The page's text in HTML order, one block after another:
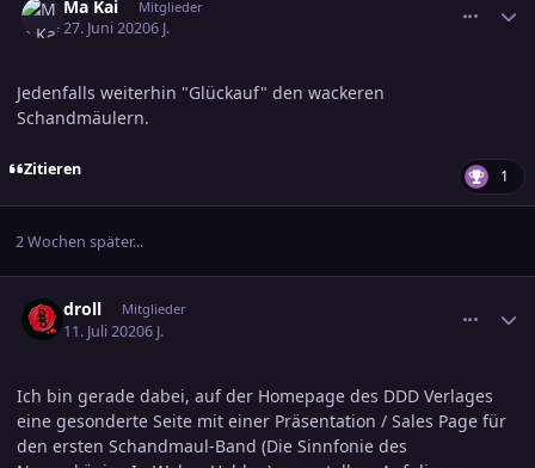
Ma Kai Mitglieder
27. Juni 20206 J.
Jedenfalls weiterhin "Glückauf" den wackeren
Schandmäulern.
Zitieren 1
2 Wochen später...
droll Mitglieder
11. Juli 20206 J.
Ich bin gerade dabei, auf der Homepage des DDD Verlages
eine gesonderte Seite mit einer Präsentation / Sales Page für
den ersten Schandmaul-Band (Die Sinnfonie des